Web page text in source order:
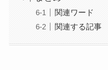
関連ワード
関連する記事